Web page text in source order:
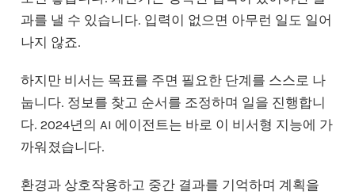
과를 낼 수 있습니다. 입력이 없으면 아무런 일도 일어
나지 않죠.
하지만 비서는 목표를 주면 필요한 단계를 스스로 나
눕니다. 정보를 찾고 순서를 조정하며 일을 진행합니
다. 2024년의 AI 에이전트는 바로 이 비서형 지능에 가
까워졌습니다.
환경과 상호작용하고 중간 결과를 기억하며 계획을